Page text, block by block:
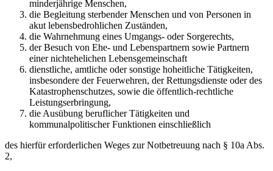
minderjährige Menschen,
die Begleitung sterbender Menschen und von Personen in
akut lebensbedrohlichen Zu­ständen,
die Wahrnehmung eines Umgangs- oder Sorgerechts,
der Besuch von Ehe- und Lebenspartnern sowie Partnern
einer nichtehelichen Lebens­gemeinschaft
dienstliche, amtliche oder sonstige hoheitliche Tätigkeiten,
insbesondere der Feuerweh­ren, der Rettungsdienste oder des
Katastrophenschutzes, sowie die öffentlich-rechtliche
Leistungserbringung,
die Ausübung beruflicher Tätigkeiten und
kommunalpolitischer Funktionen einschließlich
des hierfür erforderlichen Weges zur Notbetreuung nach § 10a Abs.
2,